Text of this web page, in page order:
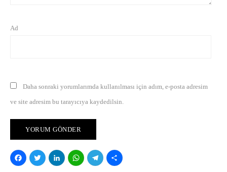
Ad
Daha sonraki yorumlarımda kullanılması için adım, e-posta adresim
ve site adresim bu tarayıcıya kaydedilsin.
Facebook
Twitter
LinkedIn
WhatsApp
Telegram